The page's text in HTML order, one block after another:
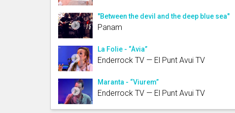
"Between the devil and the deep blue sea"
Panam
La Folie - “Àvia”
Enderrock TV — El Punt Avui TV
Maranta - “Viurem”
Enderrock TV — El Punt Avui TV